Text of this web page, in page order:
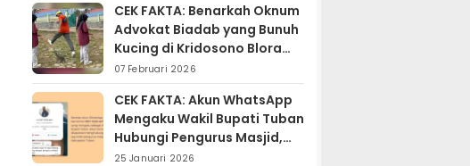
CEK FAKTA: Benarkah Oknum
Advokat Biadab yang Bunuh
Kucing di Kridosono Blora
Sudah Resmi Jadi
Tersangka?
07 Februari 2026
CEK FAKTA: Akun WhatsApp
Mengaku Wakil Bupati Tuban
Hubungi Pengurus Masjid,
Dipastikan Hoaks
25 Januari 2026